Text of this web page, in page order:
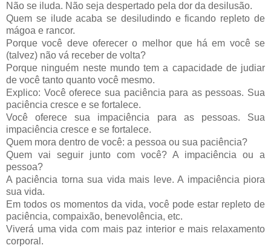
Não se iluda. Não seja despertado pela dor da desilusão.
Quem se ilude acaba se desiludindo e ficando repleto de
mágoa e rancor.
Porque você deve oferecer o melhor que há em você se
(talvez) não vá receber de volta?
Porque ninguém neste mundo tem a capacidade de judiar
de você tanto quanto você mesmo.
Explico: Você oferece sua paciência para as pessoas. Sua
paciência cresce e se fortalece.
Você oferece sua impaciência para as pessoas. Sua
impaciência cresce e se fortalece.
Quem mora dentro de você: a pessoa ou sua paciência?
Quem vai seguir junto com você? A impaciência ou a
pessoa?
A paciência torna sua vida mais leve. A impaciência piora
sua vida.
Em todos os momentos da vida, você pode estar repleto de
paciência, compaixão, benevolência, etc.
Viverá uma vida com mais paz interior e mais relaxamento
corporal.